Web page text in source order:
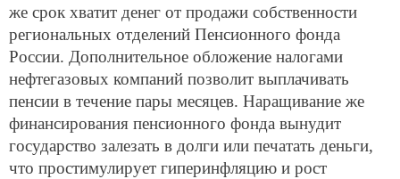
же срок хватит денег от продажи собственности
региональных отделений Пенсионного фонда
России. Дополнительное обложение налогами
нефтегазовых компаний позволит выплачивать
пенсии в течение пары месяцев. Наращивание же
финансирования пенсионного фонда вынудит
государство залезать в долги или печатать деньги,
что простимулирует гиперинфляцию и рост